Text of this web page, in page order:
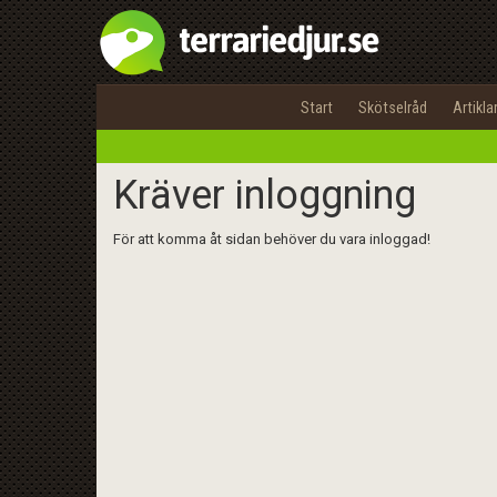
Start Skötselråd Artiklar
Kräver inloggning
För att komma åt sidan behöver du vara inloggad!